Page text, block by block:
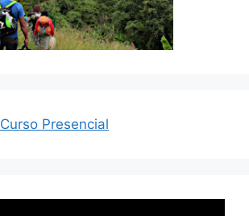
Curso Presencial